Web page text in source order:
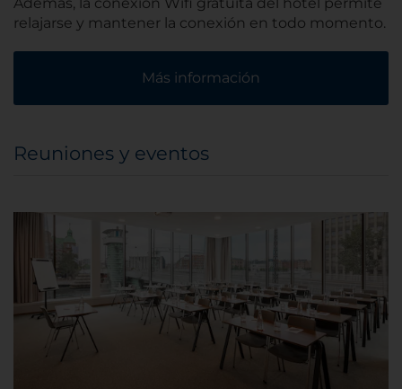
relajarse y mantener la conexión en todo momento.
Más información
Reuniones y eventos